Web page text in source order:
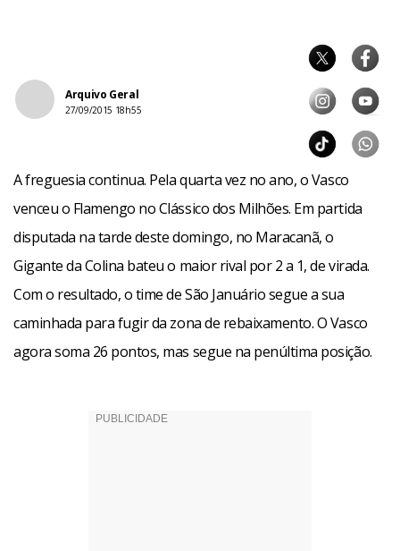
Arquivo Geral
27/09/2015 18h55
A freguesia continua. Pela quarta vez no ano, o Vasco
venceu o Flamengo no Clássico dos Milhões. Em partida
disputada na tarde deste domingo, no Maracanã, o
Gigante da Colina bateu o maior rival por 2 a 1, de virada.
Com o resultado, o time de São Januário segue a sua
caminhada para fugir da zona de rebaixamento. O Vasco
agora soma 26 pontos, mas segue na penúltima posição.